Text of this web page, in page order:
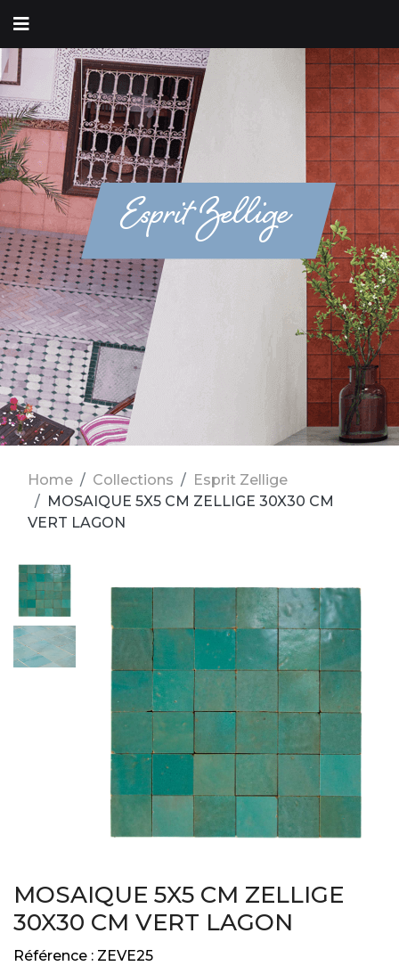
Esprit Zellige
Home Collections
Esprit Zellige
MOSAIQUE 5X5 CM ZELLIGE 30X30 CM
VERT LAGON
MOSAIQUE 5X5 CM ZELLIGE
30X30 CM VERT LAGON
Référence : ZEVE25